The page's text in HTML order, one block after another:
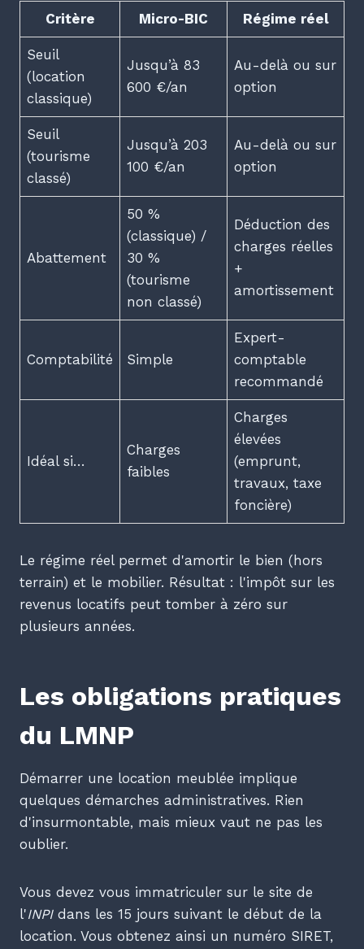
Critère Micro-BIC Régime réel
Seuil
(location
classique)
Jusqu’à 83
600 €/an
Au-delà ou sur
option
Seuil
(tourisme
classé)
Jusqu’à 203
100 €/an
Au-delà ou sur
option
Abattement
50 %
(classique) /
30 %
(tourisme
non classé)
Déduction des
charges réelles
+
amortissement
Comptabilité Simple
Expert-
comptable
recommandé
Idéal si…
Charges
faibles
Charges
élevées
(emprunt,
travaux, taxe
foncière)
Le régime réel permet d'amortir le bien (hors
terrain) et le mobilier. Résultat : l'impôt sur les
revenus locatifs peut tomber à zéro sur
plusieurs années.
Les obligations pratiques
du LMNP
Démarrer une location meublée implique
quelques démarches administratives. Rien
d'insurmontable, mais mieux vaut ne pas les
oublier.
Vous devez vous immatriculer sur le site de
l'INPIdans les 15 jours suivant le début de la
location. Vous obtenez ainsi un numéro SIRET,